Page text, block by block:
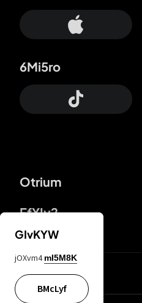
Otrium
FfYIy2
6Mi5ro
ZbBJcb
GIvKYW
jOXvm4 mI5M8K
BMcLyf